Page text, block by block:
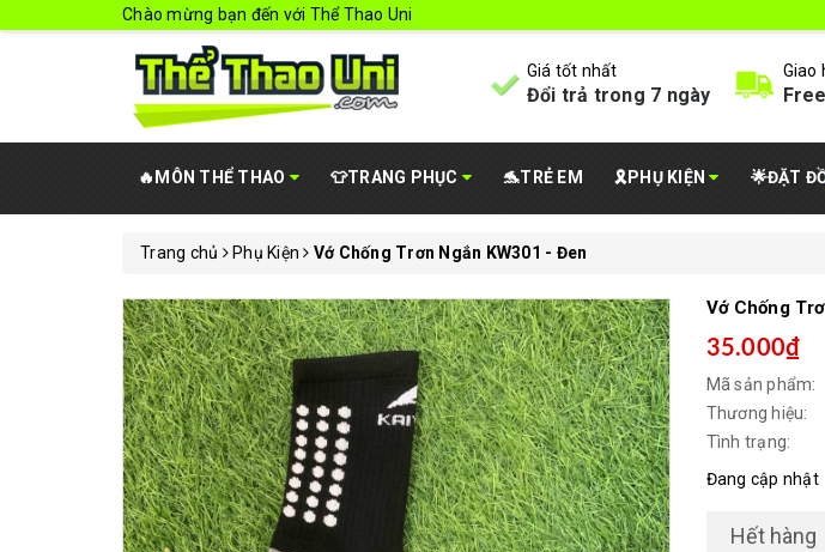
Chào mừng bạn đến với Thể Thao Uni
Giá tốt nhất
Đổi trả trong 7 ngày
Giao
🔥MÔN THỂ THAO 👕TRANG PHỤC 🐬TRẺ EM 🎗️PHỤ KIỆN 🌟ĐẶT
Trang chủ Phụ Kiện Vớ Chống Trơn Ngắn KW301 - Đen
Vớ Chống
35.000₫
Mã sản phẩm:
Thương hiệu:
Tình trạng:
Đang cập nhật
Hết hàng